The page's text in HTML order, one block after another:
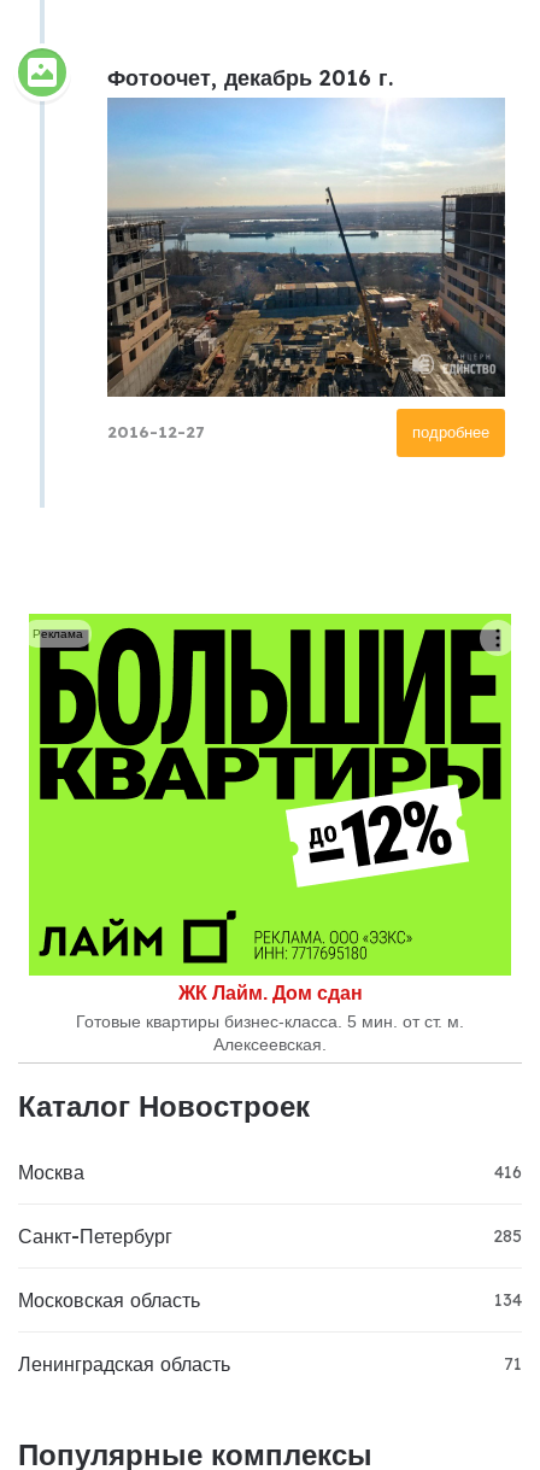
Фотоочет, декабрь 2016 г.
подробнее
2016-12-27
ЖК Лайм. Дом сдан
Готовые квартиры бизнес-класса. 5 мин. от ст. м.
Алексеевская.
Реклама
Каталог Новостроек
Москва 416
Санкт-Петербург 285
Московская область 134
Ленинградская область 71
Популярные комплексы